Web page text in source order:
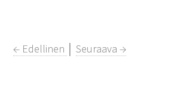
← Edellinen │Seuraava →